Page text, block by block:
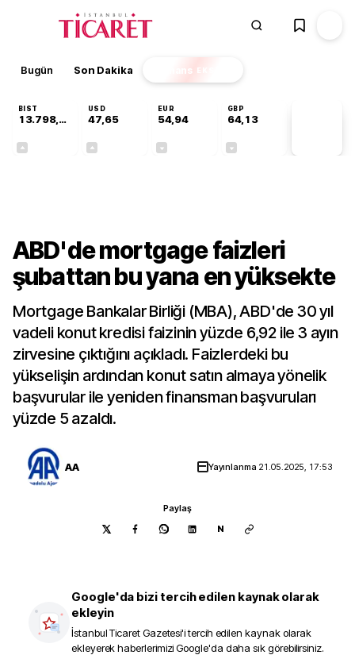
Bugün Son Dakika Finans EKSTRA
BIST
13.798,82
USD
47,65
EUR
54,94
GBP
64,13
ABD'de mortgage faizleri
şubattan bu yana en yüksekte
Mortgage Bankalar Birliği (MBA), ABD'de 30 yıl
vadeli konut kredisi faizinin yüzde 6,92 ile 3 ayın
zirvesine çıktığını açıkladı. Faizlerdeki bu
yükselişin ardından konut satın almaya yönelik
başvurular ile yeniden finansman başvuruları
yüzde 5 azaldı.
AA Yayınlanma 21.05.2025, 17:53
Paylaş
N
Google'da bizi tercih edilen kaynak olarak
ekleyin
İstanbul Ticaret Gazetesi'i tercih edilen kaynak olarak
ekleyerek haberlerimizi Google'da daha sık görebilirsiniz.